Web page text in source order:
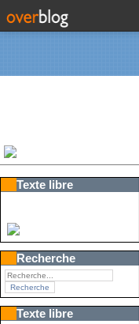
Texte libre
Recherche
Texte libre